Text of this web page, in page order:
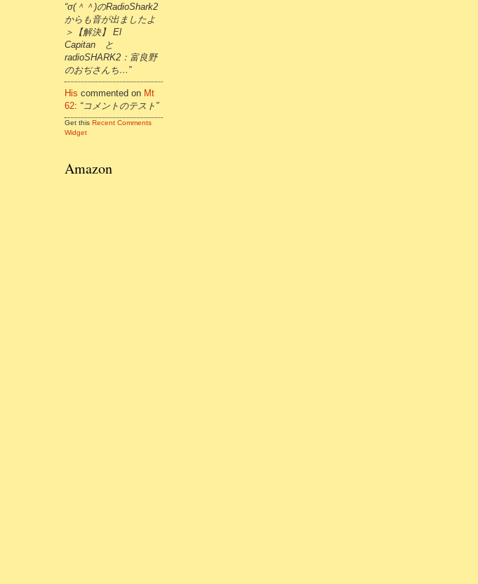
“σ(＾＾)のRadioShark2
からも音が出ましたよ
＞【解決】 El
Capitan と
radioSHARK2：富良野
のおぢさんち…”
His commented on Mt
62: “コメントのテスト”
Get this Recent Comments
Widget
Amazon